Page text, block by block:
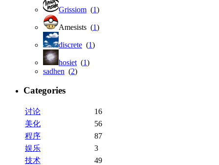
Grissiom (1)
Amesists (1)
discrete (1)
hosiet (1)
sadhen (2)
Categories
讨论
16
美化
56
程序
87
娱乐
3
技术
49